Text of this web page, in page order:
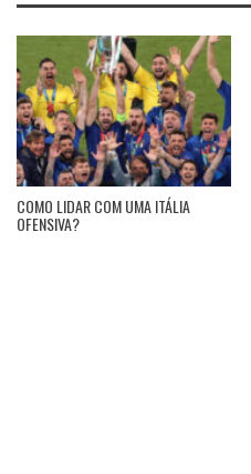
COMO LIDAR COM UMA ITÁLIA
OFENSIVA?